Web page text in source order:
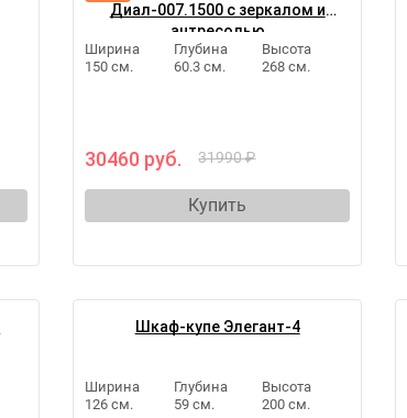
Диал-007.1500 с зеркалом и
антресолью
Ширина
150 см.
Глубина
60.3 см.
Высота
268 см.
30460 руб. 31990 ₽
Купить
Шкаф-купе Элегант-4
Ширина
126 см.
Глубина
59 см.
Высота
200 см.